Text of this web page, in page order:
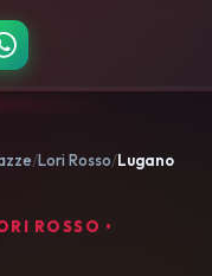
Lori Rosso Lugano
ROSSO •